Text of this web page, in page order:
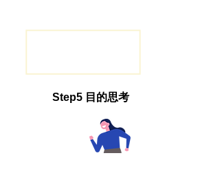
Step5 目的思考